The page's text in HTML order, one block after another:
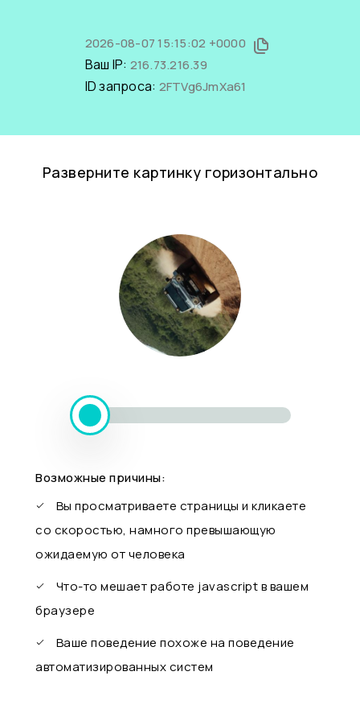
2026-08-07 15:15:02 +0000
Ваш IP: 216.73.216.39
ID запроса: 2FTVg6JmXa61
Разверните картинку горизонтально
Возможные причины:
Вы просматриваете страницы и кликаете
со скоростью, намного превышающую
ожидаемую от человека
Что-то мешает работе javascript в вашем
браузере
Ваше поведение похоже на поведение
автоматизированных систем